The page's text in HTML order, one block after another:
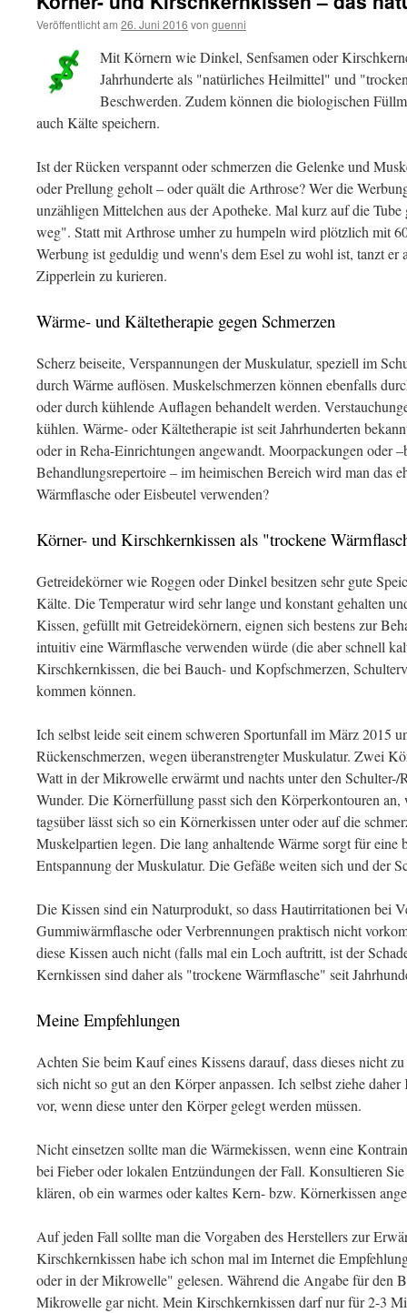
Veröffentlicht am 26. Juni 2016 von guenni
Mit Körnern wie Dinkel, Senfsamen oder
Jahrhunderte als "natürliches Heilmittel" und
Beschwerden. Zudem können die biologischen
auch Kälte speichern.
Ist der Rücken verspannt oder schmerzen die Gelenke und
oder Prellung geholt – oder quält die Arthrose? Wer die
unzähligen Mittelchen aus der Apotheke. Mal kurz auf die Tube
weg". Statt mit Arthrose umher zu humpeln wird plötzlich mit
Werbung ist geduldig und wenn's dem Esel zu wohl ist, tanzt er
Zipperlein zu kurieren.
Wärme- und Kältetherapie gegen Schmerzen
Scherz beiseite, Verspannungen der Muskulatur, speziell im
durch Wärme auflösen. Muskelschmerzen können ebenfalls
oder durch kühlende Auflagen behandelt werden.
kühlen. Wärme- oder Kältetherapie ist seit Jahrhunderten
oder in Reha-Einrichtungen angewandt. Moorpackungen oder
Behandlungsrepertoire – im heimischen Bereich wird man das
Wärmflasche oder Eisbeutel verwenden?
Körner- und Kirschkernkissen als "trockene
Getreidekörner wie Roggen oder Dinkel besitzen sehr gute
Kälte. Die Temperatur wird sehr lange und konstant gehalten
Kissen, gefüllt mit Getreidekörnern, eignen sich bestens zur
intuitiv eine Wärmflasche verwenden würde (die aber schnell
Kirschkernkissen, die bei Bauch- und Kopfschmerzen,
kommen können.
Ich selbst leide seit einem schweren Sportunfall im März 2015
Rückenschmerzen, wegen überanstrengter Muskulatur. Zwei
Watt in der Mikrowelle erwärmt und nachts unter den
Wunder. Die Körnerfüllung passt sich den Körperkontouren
tagsüber lässt sich so ein Körnerkissen unter oder auf die
Muskelpartien legen. Die lang anhaltende Wärme sorgt für eine
Entspannung der Muskulatur. Die Gefäße weiten sich und der
Die Kissen sind ein Naturprodukt, so dass Hautirritationen bei
Gummiwärmflasche oder Verbrennungen praktisch nicht
diese Kissen auch nicht (falls mal ein Loch auftritt, ist der
Kernkissen sind daher als "trockene Wärmflasche" seit
Meine Empfehlungen
Achten Sie beim Kauf eines Kissens darauf, dass dieses nicht
sich nicht so gut an den Körper anpassen. Ich selbst ziehe
vor, wenn diese unter den Körper gelegt werden müssen.
Nicht einsetzen sollte man die Wärmekissen, wenn eine
bei Fieber oder lokalen Entzündungen der Fall. Konsultieren
klären, ob ein warmes oder kaltes Kern- bzw. Körnerkissen
Auf jeden Fall sollte man die Vorgaben des Herstellers zur
Kirschkernkissen habe ich schon mal im Internet die
oder in der Mikrowelle" gelesen. Während die Angabe für den
Mikrowelle gar nicht. Mein Kirschkernkissen darf nur für 2-3